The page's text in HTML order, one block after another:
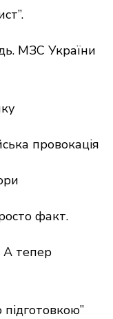
МЗС України
провокація
факт.
А тепер